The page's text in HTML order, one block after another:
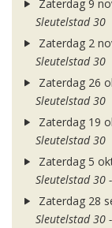
Zaterdag 9
Sleutelstad 30
Zaterdag 2
Sleutelstad 30
Zaterdag 26
Sleutelstad 30
Zaterdag 19
Sleutelstad 30
Zaterdag 5
Sleutelstad 30
Zaterdag 28
Sleutelstad 30